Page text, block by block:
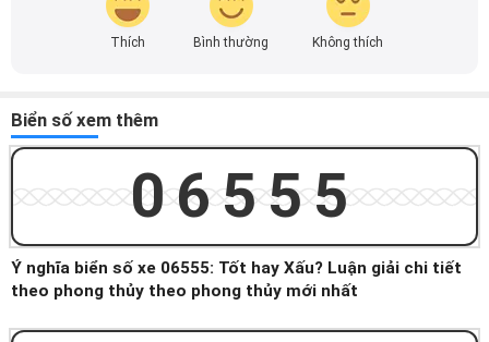
Thích Bình thường Không thích
Biển số xem thêm
06555
Ý nghĩa biển số xe 06555: Tốt hay Xấu? Luận giải chi tiết
theo phong thủy theo phong thủy mới nhất